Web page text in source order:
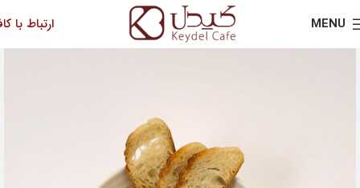
MENU ارتباط با